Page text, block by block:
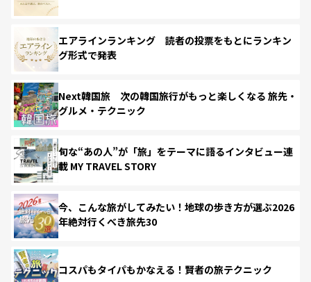
エアラインランキング 読者の投票をもとにランキン
グ形式で発表
Next韓国旅 次の韓国旅行がもっと楽しくなる 旅先・
グルメ・テクニック
旬な“あの人”が「旅」をテーマに語るインタビュー連
載 MY TRAVEL STORY
今、こんな旅がしてみたい！地球の歩き方が選ぶ2026
年絶対行くべき旅先30
コスパもタイパもかなえる！賢者の旅テクニック